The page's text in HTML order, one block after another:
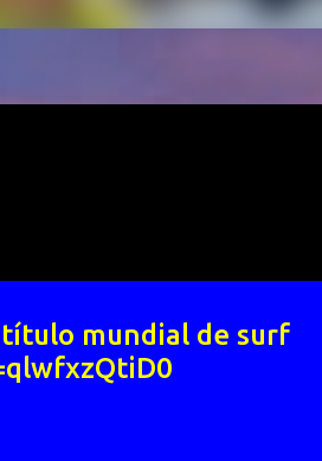
título mundial de surf